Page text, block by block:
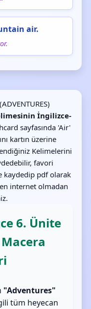
air.
İngilizce-
sayfasında 'Air'
kartın üzerine
Kelimelerini
favori
kaydedip pdf olarak
internet olmadan
6. Ünite
"Adventures"
tüm heyecan